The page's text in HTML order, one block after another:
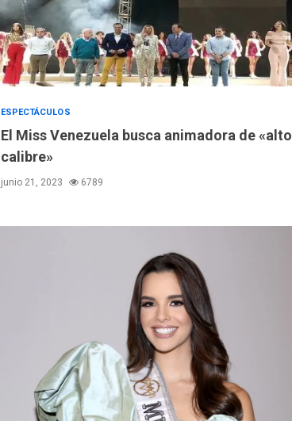
ESPECTÁCULOS
El Miss Venezuela busca animadora de «alto
calibre»
junio 21, 2023 6789